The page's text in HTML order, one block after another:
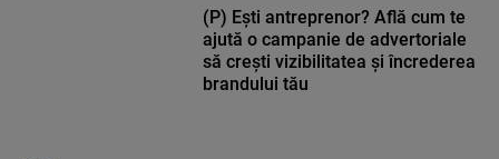
(P) Ești antreprenor? Află cum te
ajută o campanie de advertoriale
să crești vizibilitatea și încrederea
brandului tău